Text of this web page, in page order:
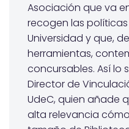
Asociación que va
recogen las
Universidad y que,
herramientas,
concursables. Así lo
Director de
UdeC, quien añade
alta relevancia